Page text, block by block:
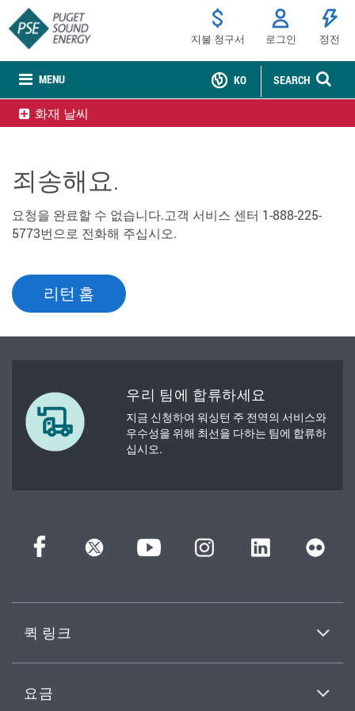
MENU
지불 청구서 로그인 정전
SEARCH
KO
화재 날씨
죄송해요.
요청을 완료할 수 없습니다.고객 서비스 센터 1-888-225-
5773번으로 전화해 주십시오.
리턴 홈
우리 팀에 합류하세요
지금 신청하여 워싱턴 주 전역의 서비스와
우수성을 위해 최선을 다하는 팀에 합류하
십시오.
퀵 링크
요금